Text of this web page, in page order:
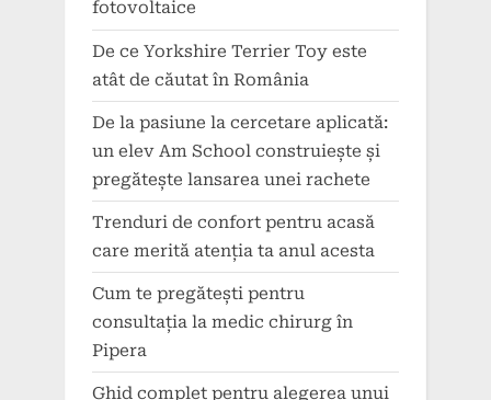
fotovoltaice
De ce Yorkshire Terrier Toy este
atât de căutat în România
De la pasiune la cercetare aplicată:
un elev Am School construiește și
pregătește lansarea unei rachete
Trenduri de confort pentru acasă
care merită atenția ta anul acesta
Cum te pregătești pentru
consultația la medic chirurg în
Pipera
Ghid complet pentru alegerea unui